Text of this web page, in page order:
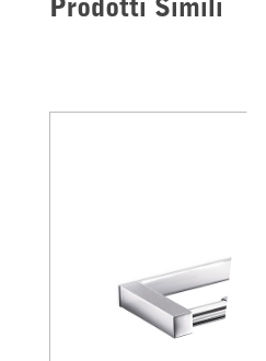
Prodotti Simili